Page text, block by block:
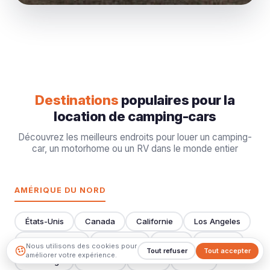
Destinations populaires pour la
location de camping-cars
Découvrez les meilleurs endroits pour louer un camping-
car, un motorhome ou un RV dans le monde entier
AMÉRIQUE DU NORD
États-Unis Canada Californie Los Angeles
San Francisco Las Vegas Miami Orlando
San Diego Houston Dallas Seattle
Nous utilisons des cookies pour
améliorer votre expérience.
Tout accepter
Tout refuser